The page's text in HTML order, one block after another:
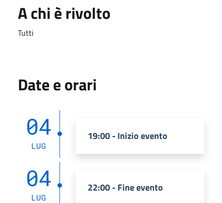
A chi è rivolto
Tutti
Date e orari
04
LUG
19:00 - Inizio evento
04
LUG
22:00 - Fine evento